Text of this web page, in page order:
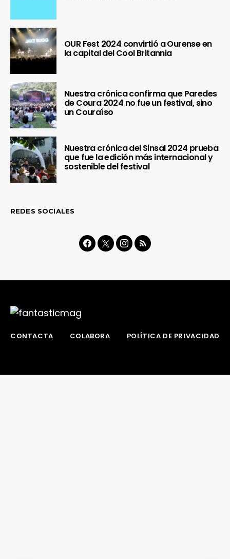
OUR Fest 2024 convirtió a Ourense en
la capital del Cool Britannia
Nuestra crónica confirma que Paredes
de Coura 2024 no fue un festival, sino
un Couraíso
Nuestra crónica del Sinsal 2024 prueba
que fue la edición más internacional y
sostenible del festival
REDES SOCIALES
CONTACTA COLABORA POLÍTICA DE PRIVACIDAD